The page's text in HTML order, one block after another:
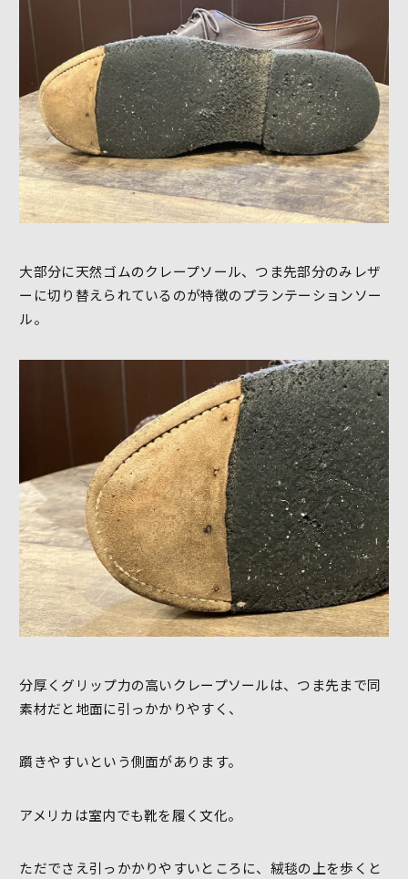
大部分に天然ゴムのクレープソール、つま先部分のみレザ
ーに切り替えられているのが特徴のプランテーションソー
ル。
分厚くグリップ力の高いクレープソールは、つま先まで同
素材だと地面に引っかかりやすく、
躓きやすいという側面があります。
アメリカは室内でも靴を履く文化。
ただでさえ引っかかりやすいところに、絨毯の上を歩くと